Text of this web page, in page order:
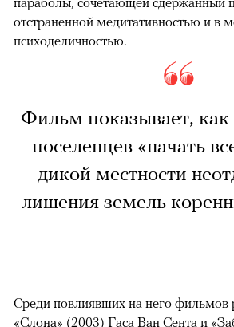
отстраненной медитативностью и в
психоделичностью.
Фильм показывает, как
поселенцев «начать
дикой местности
лишения земель
Среди повлиявших на него фильмов
«Слона» (2003) Гаса Ван Сента и